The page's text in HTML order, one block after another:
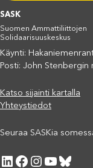
SASK
Suomen Ammattiliittojen
Solidaarisuuskeskus
Käynti:
Posti: John Stenbergin
Katso sijainti kartalla
Yhteystiedot
Seuraa SASKia
LinkedIn Facebook Instagram YouTube Bluesky